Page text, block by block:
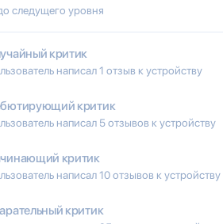
следущего уровня
критик
написал 1 отзыв к устройству
критик
написал 5 отзывов к устройству
критик
написал 10 отзывов к устройству
критик